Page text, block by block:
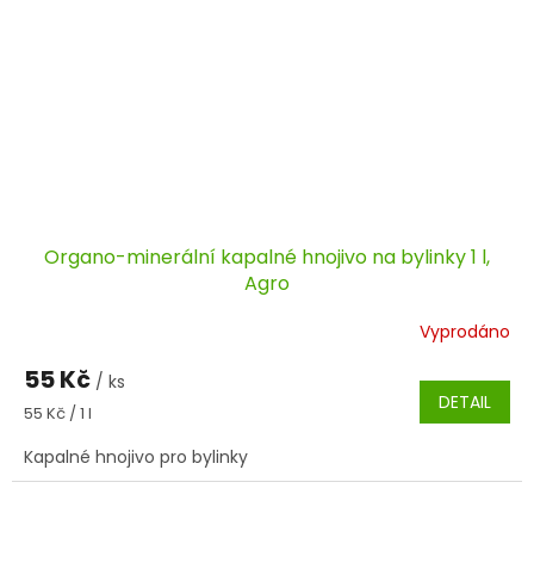
Organo-minerální kapalné hnojivo na bylinky 1 l,
Agro
Vyprodáno
55 Kč / ks
Měrná
55 Kč / 1 l DETAIL
Kapalné hnojivo pro bylinky